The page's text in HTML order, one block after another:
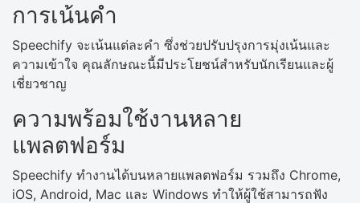
การเน้นคำ
Speechify จะเน้นแต่ละคำ ซึ่งช่วยปรับปรุงการมุ่งเน้นและ
ความเข้าใจ คุณลักษณะนี้มีประโยชน์สำหรับนักเรียนและผู้
เชี่ยวชาญ
ความพร้อมใช้งานหลาย
แพลตฟอร์ม
Speechify ทำงานได้บนหลายแพลตฟอร์ม รวมถึง Chrome,
iOS, Android, Mac และ Windows ทำให้ผู้ใช้สามารถฟัง